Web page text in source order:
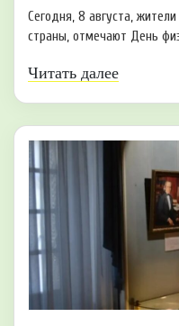
Сегодня, 8 августа,
страны, отмечают День
Читать далее